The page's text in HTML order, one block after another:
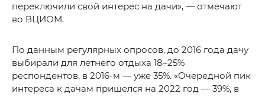
переключили свой интерес на дачи», — отмечают
во ВЦИОМ.
По данным регулярных опросов, до 2016 года дачу
выбирали для летнего отдыха 18–25%
респондентов, в 2016-м — уже 35%. «Очередной пик
интереса к дачам пришелся на 2022 год — 39%, в